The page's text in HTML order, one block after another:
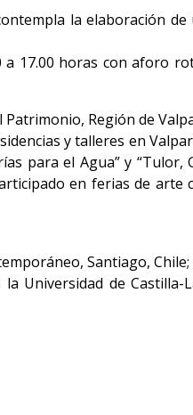
la elaboración
17.00 horas con aforo
Región de
y talleres en
para el Agua” y “Tulor,
en ferias de arte
Santiago,
Universidad de Castilla-